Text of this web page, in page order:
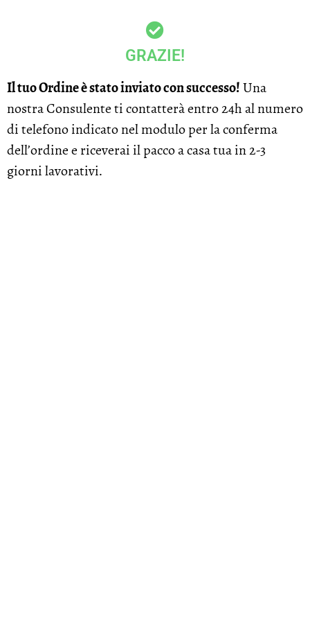
GRAZIE!
Il tuo Ordine è stato inviato con successo!Una
nostra Consulente ti contatterà entro 24h al numero
di telefono indicato nel modulo per la conferma
dell’ordine e riceverai il pacco a casa tua in 2-3
giorni lavorativi.